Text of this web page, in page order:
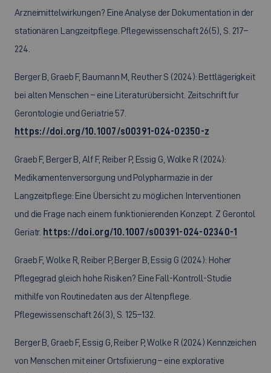
Arzneimittelwirkungen? Eine Analyse der Dokumentation in der
stationären Langzeitpflege. Pflegewissenschaft 26(5), S. 217–
224.
Berger B, Graeb F, Baumann M, Reuther S (2024): Bettlägerigkeit
bei alten Menschen – eine Literaturübersicht. Zeitschrift fur
Gerontologie und Geriatrie 57.
https://doi.org/10.1007/s00391-024-02350-z
Graeb F, Berger B, Alf F, Reiber P, Essig G, Wolke R (2024):
Medikamentenversorgung und Polypharmazie in der
Langzeitpflege: Eine Übersicht zu möglichen Interventionen
und die Frage nach einem funktionierenden Konzept. Z Gerontol
Geriatr. https://doi.org/10.1007/s00391-024-02340-1
Graeb F, Wolke R, Reiber P, Berger B, Essig G (2024): Hoher
Pflegegrad gleich hohe Risiken? Eine Fall-Kontroll-Studie
mithilfe von Routinedaten aus der Altenpflege.
Pflegewissenschaft 26(3), S. 125–132.
Berger B, Graeb F, Essig G, Reiber P, Wolke R (2024) Kennzeichen
von Menschen mit einer Ortsfixierung – eine explorative